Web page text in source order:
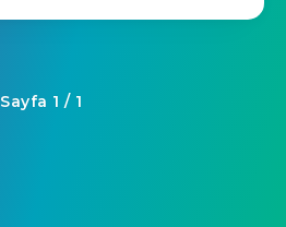
Sayfa 1 / 1